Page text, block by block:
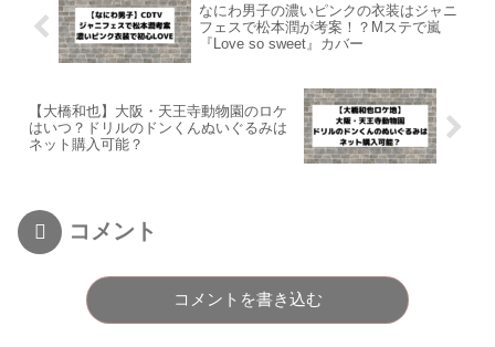
なにわ男子の濃いピンクの衣装はジャニ
フェスで松本潤が考案！？Mステで嵐
『Love so sweet』カバー
【大橋和也】大阪・天王寺動物園のロケ
はいつ？ドリルのドンくんぬいぐるみは
ネット購入可能？
コメント
コメントを書き込む